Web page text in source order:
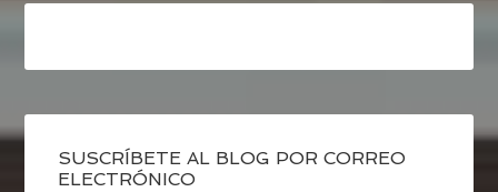
SUSCRÍBETE AL BLOG POR CORREO
ELECTRÓNICO